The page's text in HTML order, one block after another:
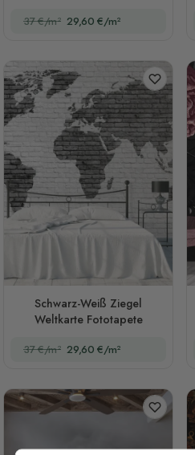
37 €/m² 29,60 €/m²
Schwarz-Weiß Ziegel
Weltkarte Fototapete
37 €/m² 29,60 €/m²